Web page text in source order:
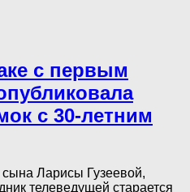
с первым
с 30-летним
Ларисы Гузеевой,
телеведущей старается